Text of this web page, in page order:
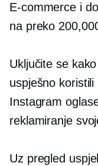
E-commerce i
na preko
Uključite se
uspješno
Instagram
reklamiranje
Uz pregled